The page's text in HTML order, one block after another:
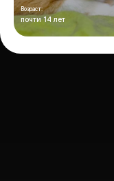
Возраст:
почти 14 лет